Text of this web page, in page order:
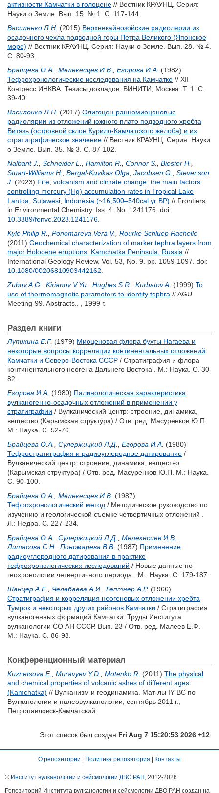
активности Камчатки в голоцене // Вестник КРАУНЦ. Серия:
Науки о Земле. Вып. 15. № 1. С. 117-144.
Василенко Л.Н. (2015) Верхнекайнозойские радиолярии из
осадочного чехла подводной горы Петра Великого (Японское
море) // Вестник КРАУНЦ. Серия: Науки о Земле. Вып. 28. № 4.
С. 80-93.
Брайцева О.А.
Мелекесцев И.В. Егорова И.А. (1982)
Тефрохронологические исследования на Камчатке // XII
Конгресс ИНКВА. Тезисы докладов. ВИНИТИ, Москва. Т. 1. С.
39-40.
Василенко Л.Н. (2017) Олигоцен-раннемиоценовые
радиолярии из отложений южного плато подводного хребта
Витязь (островной склон Курило-Камчатского желоба) и их
стратиграфическое значение // Вестник КРАУНЦ. Серия: Науки
о Земле. Вып. 35. № 3. С. 87-102.
Nalbant J.
Schneider L. Hamilton R. Connor S. Biester H.
Stuart-Williams H.
Bergal-Kuvikas Olga Jacobsen G.
Stevenson
J. (2023) Fire, volcanism and climate change: the main factors
controlling mercury (Hg) accumulation rates in Tropical Lake
Lantoa, Sulawesi, Indonesia (~16,500–540cal yr BP) // Frontiers
in Environmental Chemistry. Iss. 4. No. 1241176. doi:
10.3389/fenvc.2023.1241176
Kyle Philip R.
Ponomareva Vera V. Rourke Schluep Rachelle
(2011) Geochemical characterization of marker tephra layers from
major Holocene eruptions, Kamchatka Peninsula, Russia //
International Geology Review. Vol. 53, No. 9. pp. 1059-1097. doi:
10.1080/00206810903442162
Zubov A.G.
Kirianov V.Yu. Hughes S.R. Kurbatov A. (1999) To
use of thermomagnetic parameters to identify tephra // AGU
Meeting-99. Abstracts.. , 1999 г.
Раздел книги
Лупикина Е.Г. (1979) Миоценовая флора бухты Нагаева и
некоторые вопросы корреляции континентальных отложений
Камчатки и Северо-Востока СССР / Стратиграфия и флора
континентального неогена Дальнего Востока . М.: Наука. С. 30-
82.
Егорова И.А. (1980) Палинологическая характеристика
вулканогенно-осадочных отложений в применении у
стратиграфии / Вулканический центр: строение, динамика,
вещество (Карымская структура) / Отв. ред. Масуренков Ю.П.
М.: Наука. С. 52-76.
Брайцева О.А.
Сулержицкий Л.Д. Егорова И.А. (1980)
Тефростратиграфия и радиоуглеродное датирование /
Вулканический центр: строение, динамика, вещество
(Карымская структура) / Отв. ред. Масуренков Ю.П.
М.: Наука.
С. 90-100.
Брайцева О.А.
Мелекесцев И.В. (1987)
Тефрохронологический метод / Методическое руководство по
изучению и геологической съемке четвертичных отложений .
Л.: Недра. С. 227-234.
Брайцева О.А.
Сулержицкий Л.Д. Мелекесцев И.В.
Литасова С.Н.
Пономарева В.В. (1987) Применение
радиоуглеродного датирования в практике
тефрохронологических исследований / Новые данные по
геохронологии четвертичного периода . М.: Наука. С. 179-187.
Шанцер А.Е.
Челебаева А.И. Гептнер А.Р. (1966)
Стратиграфия и корреляция неогеновых отложении хребта
Тумрок и некоторых других районов Камчатки / Стратиграфия
вулканогенных формаций Камчатки. Труды Института
вулканологии СО АН СССР. Вып. 23 / Отв. ред. Малеев Е.Ф.
М.: Наука. С. 86-98.
Конференционный материал
Kuznetsova E. Muravyev Y.D. Motenko R. (2011) The physical
and chemical properties of volcanic ashes of different ages
(Kamchatka) // Вулканизм и геодинамика. Мат-лы IY ВС по
Вулканологии и палеовулканологии, сентябрь 2011 г.,
Петропавловск-Камчатский.
Этот список был создан Fri Aug 7 15:20:53 2026 +12
О репозитории Политика репозитория Контакты
© Институт вулканологии и сейсмологии ДВО РАН , 2012-2026
Репозиторий Института вулканологии и сейсмологии ДВО РАН создан на